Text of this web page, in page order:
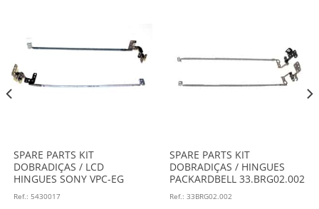
SPARE PARTS KIT
DOBRADIÇAS / LCD
HINGUES SONY VPC-EG
Ref.: 5430017
SPARE PARTS KIT
DOBRADIÇAS / HINGUES
PACKARDBELL 33.BRG02.002
Ref.: 33BRG02.002